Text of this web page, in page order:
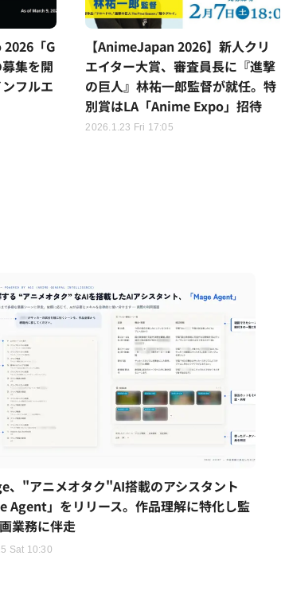
2026「G
集を開
フルエ
【AnimeJapan 2026】新人クリ
エイター大賞、審査員長に『進撃
の巨人』林祐一郎監督が就任。特
別賞はLA「Anime Expo」招待
2026.1.23 Fri 17:05
、"アニメオタク"AI搭載のアシスタント
Agent」をリリース。作品理解に特化し監
業務に伴走
Sat 10:30